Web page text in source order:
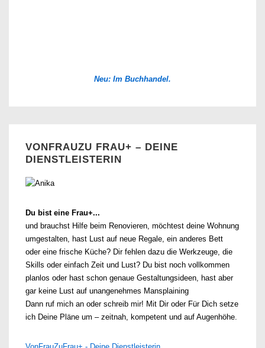
Neu: Im Buchhandel.
VONFRAUZU FRAU+ – DEINE
DIENSTLEISTERIN
Du bist eine Frau+...
und brauchst Hilfe beim Renovieren, möchtest deine Wohnung
umgestalten, hast Lust auf neue Regale, ein anderes Bett
oder eine frische Küche? Dir fehlen dazu die Werkzeuge, die
Skills oder einfach Zeit und Lust? Du bist noch vollkommen
planlos oder hast schon genaue Gestaltungsideen, hast aber
gar keine Lust auf unangenehmes Mansplaining
Dann ruf mich an oder schreib mir! Mit Dir oder Für Dich setze
ich Deine Pläne um – zeitnah, kompetent und auf Augenhöhe.